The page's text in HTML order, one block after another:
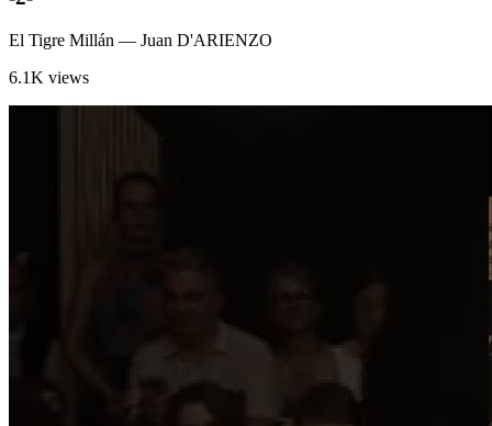
El Tigre Millán — Juan D'ARIENZO
6.1K views